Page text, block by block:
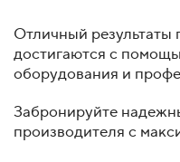
Отличный
достигаются с
оборудования и
Забронируйте
производителя с